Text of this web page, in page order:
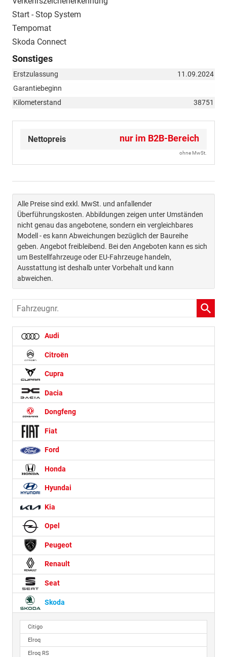
Start - Stop System
Tempomat
Skoda Connect
Sonstiges
Erstzulassung
11.09.2024
Garantiebeginn
Kilometerstand
38751
Nettopreis nur im B2B-Bereich
ohne MwSt.
Alle Preise sind exkl. MwSt. und anfallender
Überführungskosten. Abbildungen zeigen unter Umständen
nicht genau das angebotene, sondern ein vergleichbares
Modell - es kann Abweichungen bezüglich der Baureihe
geben. Angebot freibleibend. Bei den Angeboten kann es sich
um Bestellfahrzeuge oder EU-Fahrzeuge handeln,
Ausstattung ist deshalb unter Vorbehalt und kann
abweichen.
Fahrzeugnr.
Audi
Citroën
Cupra
Dacia
Dongfeng
Fiat
Ford
Honda
Hyundai
Kia
Opel
Peugeot
Renault
Seat
Skoda
Citigo
Elroq
Elroq RS